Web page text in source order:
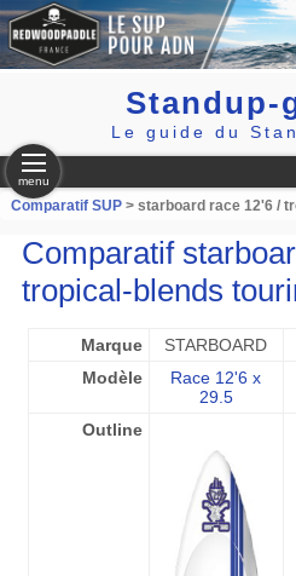
Standup-
Le guide du
menu
Comparatif SUP > starboard race 12'6 /
Comparatif
tropical-blends
Marque STARBOARD
Modèle
Race 12'6 x
29.5
Outline